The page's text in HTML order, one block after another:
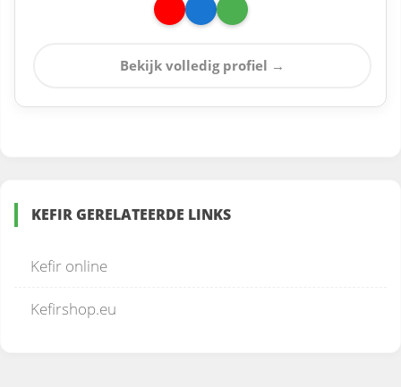
Bekijk volledig profiel →
KEFIR GERELATEERDE LINKS
Kefir online
Kefirshop.eu